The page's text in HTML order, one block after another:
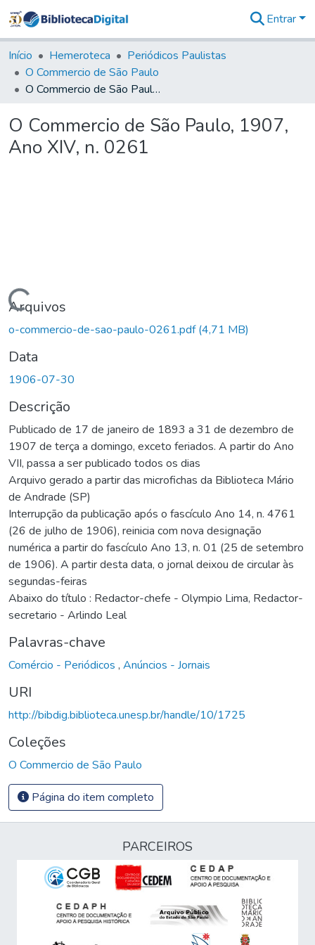
&
Coleções
Tudo na
Biblioteca
Estatísticas
Entrar
Início Hemeroteca
Periódicos Paulistas
O Commercio de São Paulo
O Commercio de São Paulo, 1907, Ano XIV, n. 0261
O Commercio de São Paulo, 1907,
Ano XIV, n. 0261
Carregando...
Arquivos
o-commercio-de-sao-paulo-0261.pdf(4,71 MB)
Data
1906-07-30
Descrição
Publicado de 17 de janeiro de 1893 a 31 de dezembro de
1907 de terça a domingo, exceto feriados. A partir do Ano
VII, passa a ser publicado todos os dias
Arquivo gerado a partir das microfichas da Biblioteca Mário
de Andrade (SP)
Interrupção da publicação após o fascículo Ano 14, n. 4761
(26 de julho de 1906), reinicia com nova designação
numérica a partir do fascículo Ano 13, n. 01 (25 de setembro
de 1906). A partir desta data, o jornal deixou de circular às
segundas-feiras
Abaixo do título : Redactor-chefe - Olympio Lima, Redactor-
secretario - Arlindo Leal
Palavras-chave
Comércio - Periódicos , Anúncios - Jornais
URI
http://bibdig.biblioteca.unesp.br/handle/10/1725
Coleções
O Commercio de São Paulo
Página do item completo
PARCEIROS